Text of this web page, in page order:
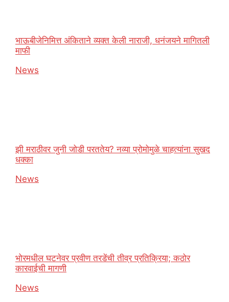
भाऊबीजेनिमित्त अंकिताने व्यक्त केली नाराजी, धनंजयने मागितली
माफी
In relation to
News
झी मराठीवर जुनी जोडी परततेय? नव्या प्रोमोमुळे चाहत्यांना सुखद
धक्का
In relation to
News
भोरमधील घटनेवर प्रवीण तरडेंची तीव्र प्रतिक्रिया; कठोर
कारवाईची मागणी
In relation to
News